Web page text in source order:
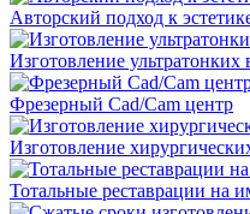
Авторский подход к
Изготовление ультратонких
Фрезерный Cad/Cam центр
Изготовление
Тотальные реставрации на